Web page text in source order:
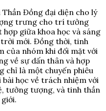
Đồng đại diện cho lý
trưng cho trí tưởng
giữa khoa học và sáng
mới. Đồng thời, tinh
của nhóm khi đối mặt với
về sự dấn thân và hợp
chỉ là một chuyến phiêu
học về trách nhiệm với
tưởng tượng, và tinh thần